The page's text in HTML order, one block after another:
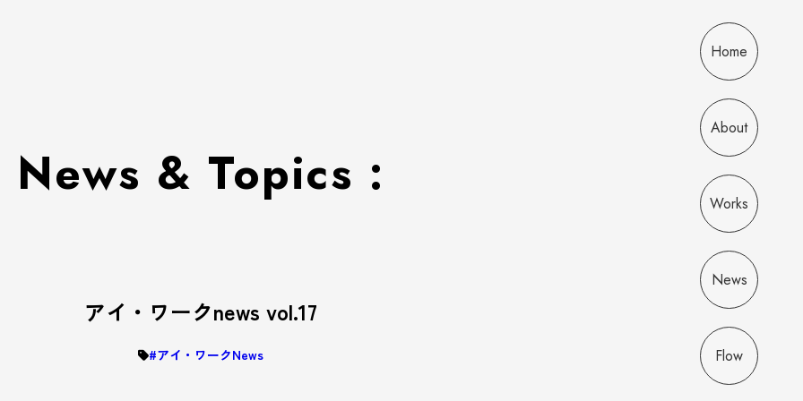
Home
About
Works
News
Flow
News & Topics :
アイ・ワークnews vol.17
#アイ・ワークNews